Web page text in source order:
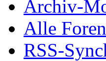
Archiv-
Alle
RSS-